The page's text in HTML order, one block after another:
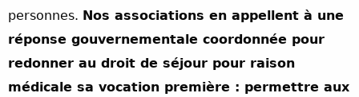
personnes. Nos associations en appellent à une
réponse gouvernementale coordonnée pour
redonner au droit de séjour pour raison
médicale sa vocation première : permettre aux